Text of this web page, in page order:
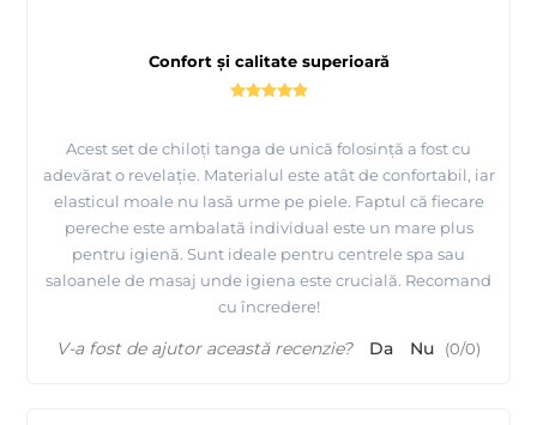
Confort și calitate superioară
Acest set de chiloți tanga de unică folosință a fost cu
adevărat o revelație. Materialul este atât de confortabil, iar
elasticul moale nu lasă urme pe piele. Faptul că fiecare
pereche este ambalată individual este un mare plus
pentru igienă. Sunt ideale pentru centrele spa sau
saloanele de masaj unde igiena este crucială. Recomand
cu încredere!
V-a fost de ajutor această recenzie? Da Nu (0/0)